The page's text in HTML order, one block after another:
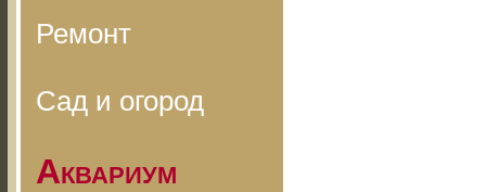
Ремонт
Сад и огород
Аквариум